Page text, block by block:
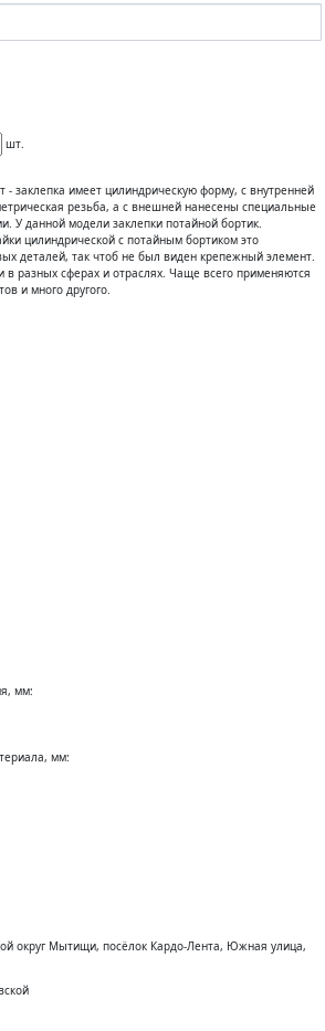
к
шт.
- заклепка имеет цилиндрическую форму, с внутренней
резьба, а с внешней нанесены специальные
У данной модели заклепки потайной бортик.
цилиндрической с потайным бортиком это
деталей, так чтоб не был виден крепежный элемент.
в разных сферах и отраслях. Чаще всего применяются
и много другого.
мм:
мм:
округ Мытищи, посёлок Кардо-Лента, Южная улица,